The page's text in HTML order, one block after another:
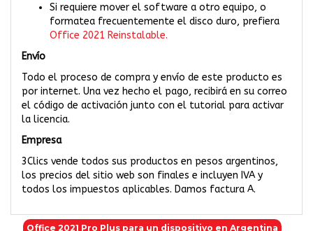
Si requiere mover el software a otro equipo, o
formatea frecuentemente el disco duro, prefiera
Office 2021 Reinstalable.
Envío
Todo el proceso de compra y envío de este producto es
por internet. Una vez hecho el pago, recibirá en su correo
el código de activación junto con el tutorial para activar
la licencia.
Empresa
3Clics vende todos sus productos en pesos argentinos,
los precios del sitio web son finales e incluyen IVA y
todos los impuestos aplicables. Damos factura A.
Office 2021 Pro Plus para un dispositivo en Argentina